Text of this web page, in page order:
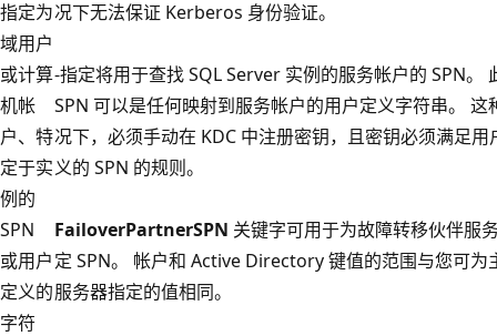
指定为
域用户
或计算
机帐
户、特
定于实
例的
SPN
或用户
定义的
字符
况下无法保证 Kerberos 身份验证。
-指定将用于查找 SQL Server 实例的服务帐户的 SPN。
SPN 可以是任何映射到服务帐户的用户定义字符串。 这
况下，必须手动在 KDC 中注册密钥，且密钥必须满足用
义的 SPN 的规则。
FailoverPartnerSPN 关键字可用于为故障转移伙伴服
定 SPN。 帐户和 Active Directory 键值的范围与您可为
服务器指定的值相同。